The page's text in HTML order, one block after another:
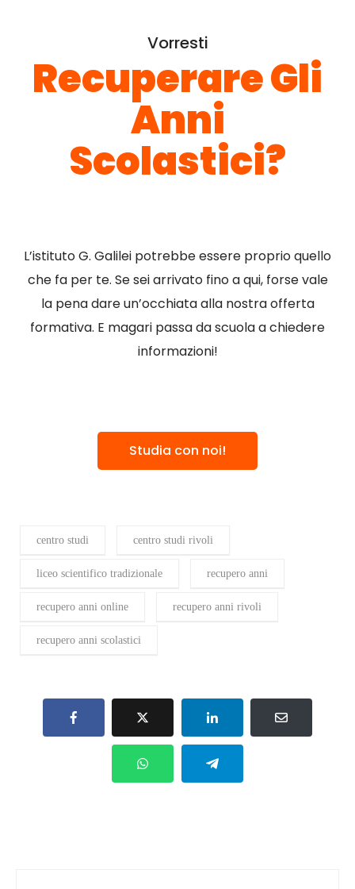
Vorresti
Recuperare Gli
Anni
Scolastici?
L’istituto G. Galilei potrebbe essere proprio quello
che fa per te. Se sei arrivato fino a qui, forse vale
la pena dare un’occhiata alla nostra offerta
formativa. E magari passa da scuola a chiedere
informazioni!
Studia con noi!
centro studi centro studi rivoli
liceo scientifico tradizionale recupero anni
recupero anni online recupero anni rivoli
recupero anni scolastici